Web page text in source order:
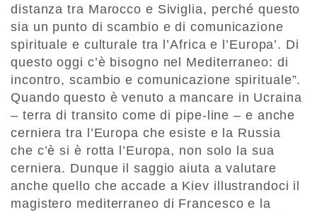
distanza tra Marocco e Siviglia, perché questo
sia un punto di scambio e di comunicazione
spirituale e culturale tra l’Africa e l’Europa’. Di
questo oggi c’è bisogno nel Mediterraneo: di
incontro, scambio e comunicazione spirituale”.
Quando questo è venuto a mancare in Ucraina
– terra di transito come di pipe-line – e anche
cerniera tra l’Europa che esiste e la Russia
che c’è si è rotta l’Europa, non solo la sua
cerniera. Dunque il saggio aiuta a valutare
anche quello che accade a Kiev illustrandoci il
magistero mediterraneo di Francesco e la